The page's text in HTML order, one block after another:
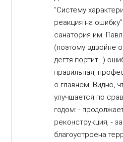
"Систему
реакция на
санатория им.
(поэтому вдвойне
дегтя портит...)
правильная,
о главном. Видно,
улучшается по
годом: -
реконструкция, -
благоустроена